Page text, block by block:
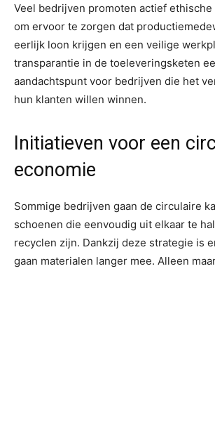
Veel bedrijven promoten actief
om ervoor te zorgen dat
eerlijk loon krijgen en een veilige
transparantie in de toeleveringsketen
aandachtspunt voor bedrijven die het
hun klanten willen winnen.
Initiatieven voor een
economie
Sommige bedrijven gaan de circulaire
schoenen die eenvoudig uit elkaar te
recyclen zijn. Dankzij deze strategie is
gaan materialen langer mee. Alleen